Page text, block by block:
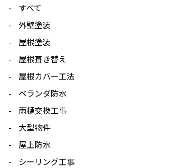
すべて
外壁塗装
屋根塗装
屋根葺き替え
屋根カバー工法
ベランダ防水
雨樋交換工事
大型物件
屋上防水
シーリング工事